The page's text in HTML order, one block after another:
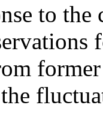
to